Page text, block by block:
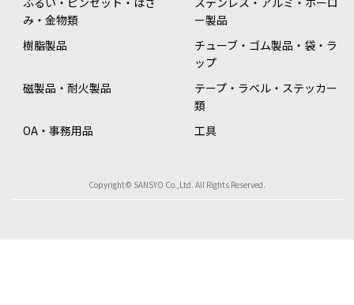
み・金物類
ー製品
樹脂製品
チューブ・ゴム製品・袋・ラ
ップ
磁製品・耐火製品
テープ・ラベル・ステッカー
類
OA・事務用品
工具
Copyright© SANSYO Co.,Ltd. All Rights Reserved.